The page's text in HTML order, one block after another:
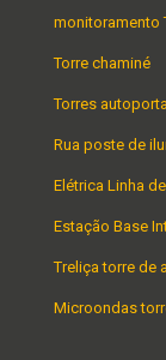
monitoramento
Torre chaminé
Torres
Rua poste de
Elétrica Linha
Estação Base
Treliça torre de
Microondas